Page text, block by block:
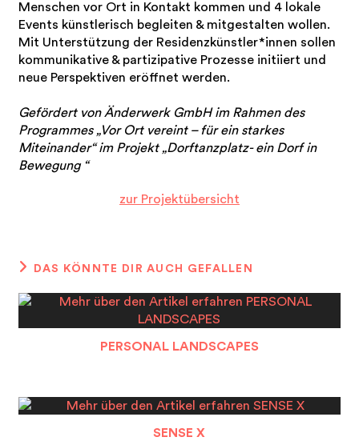
Menschen vor Ort in Kontakt kommen und 4 lokale
Events künstlerisch begleiten & mitgestalten wollen.
Mit Unterstützung der Residenzkünstler*innen sollen
kommunikative & partizipative Prozesse initiiert und
neue Perspektiven eröffnet werden.
Gefördert von Änderwerk GmbH im Rahmen des
Programmes „Vor Ort vereint – für ein starkes
Miteinander“ im Projekt „Dorftanzplatz- ein Dorf in
Bewegung “
zur Projektübersicht
DAS KÖNNTE DIR AUCH GEFALLEN
PERSONAL LANDSCAPES
SENSE X